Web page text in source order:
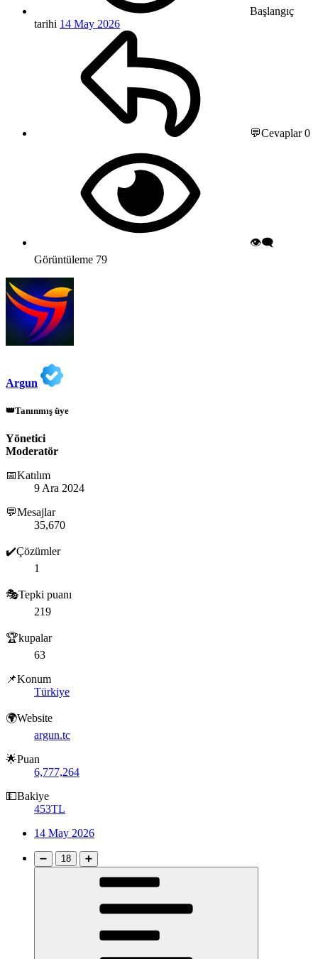
Başlangıç
tarihi 14 May 2026
💬Cevaplar0
👁️‍🗨️
Görüntüleme 79
Argun
👑Tanınmış üye
Yönetici
Moderatör
📅Katılım
9 Ara 2024
💬Mesajlar
35,670
✔️Çözümler
1
🎭Tepki puanı
219
🏆kupalar
63
📌Konum
Türkiye
🌍Website
argun.tc
🌟Puan
6,777,264
💵Bakiye
453TL
14 May 2026
➖ 18 ➕